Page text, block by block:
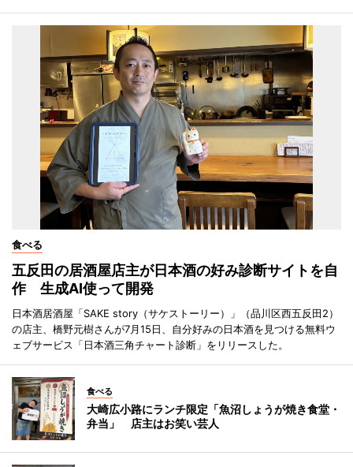
食べる
五反田の居酒屋店主が日本酒の好み診断サイトを自
作 生成AI使って開発
日本酒居酒屋「SAKE story（サケストーリー）」（品川区西五反田2）
の店主、橋野元樹さんが7月15日、自分好みの日本酒を見つける無料ウ
ェブサービス「日本酒三角チャート診断」をリリースした。
食べる
大崎広小路にランチ限定「魚沼しょうが焼き食堂・
弁当」 店主はお笑い芸人